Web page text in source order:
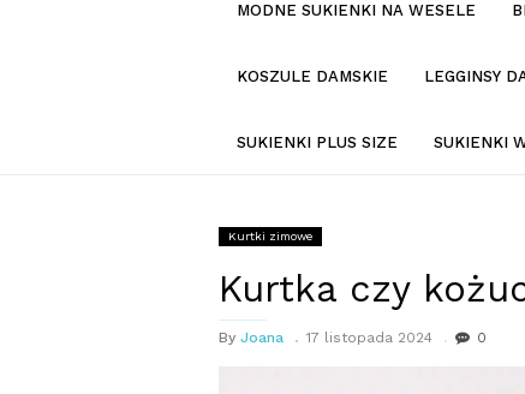
MODNE SUKIENKI NA WESELE
KOSZULE DAMSKIE LEGGINSY
SUKIENKI PLUS SIZE SUKIENKI
Kurtki zimowe
Kurtka czy
By Joana 17 listopada 2024 0